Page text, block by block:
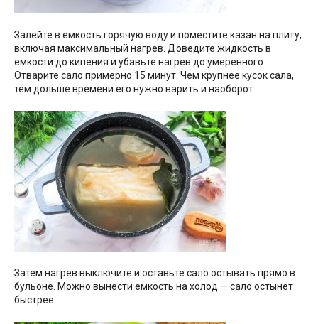
Залейте в емкость горячую воду и поместите казан на плиту,
включая максимальный нагрев. Доведите жидкость в
емкости до кипения и убавьте нагрев до умеренного.
Отварите сало примерно 15 минут. Чем крупнее кусок сала,
тем дольше времени его нужно варить и наоборот.
Затем нагрев выключите и оставьте сало остывать прямо в
бульоне. Можно вынести емкость на холод — сало остынет
быстрее.